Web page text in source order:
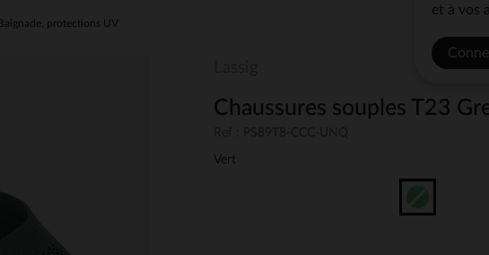
et à vos
Baignade, protections UV
Chaussures souples T23
Vert